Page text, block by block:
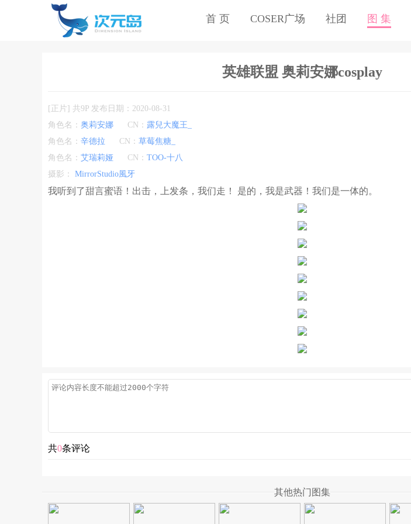
首 页 COSER广场 社团 图 集
英雄联盟 奥莉安娜cosplay
[正片] 共9P 发布日期：2020-08-31
角色名： 奥莉安娜 CN： 露兒大魔王_
角色名： 辛德拉 CN： 草莓焦糖_
角色名： 艾瑞莉娅 CN： TOO-十八
摄影： MirrorStudio風牙
我听到了甜言蜜语！出击，上发条，我们走！ 是的，我是武器！我们是一体的。
共0条评论
其他热门图集